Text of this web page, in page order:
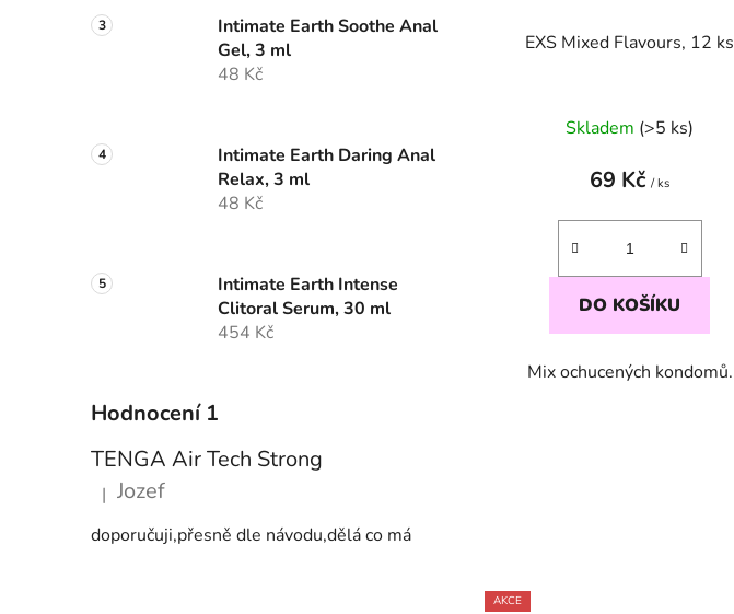
Intimate Earth Soothe Anal
Gel, 3 ml
48 Kč
Intimate Earth Daring Anal
Relax, 3 ml
48 Kč
Intimate Earth Intense
Clitoral Serum, 30 ml
454 Kč
Hodnocení 1
TENGA Air Tech Strong
Hodnocení produktu je 5 z 5 hvězdiček.
| Jozef
doporučuji,přesně dle návodu,dělá co má
EXS Mixed Flavours, 12 ks
Skladem (>5 ks)
69 Kč/ ks
DO KOŠÍKU
Mix ochucených kondomů.
AKCE